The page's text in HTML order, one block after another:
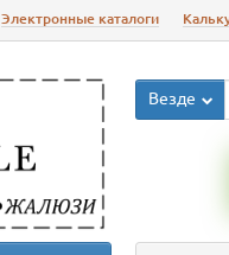
Электронные каталоги
Везде